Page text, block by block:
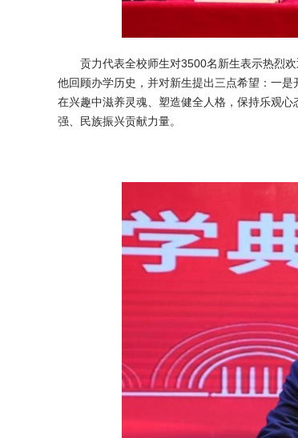
贡力代表全校师生对3500名新生表示热烈欢
他回顾办学历史，并对新生提出三点希望：一
在兴趣中滋养灵魂、塑造健全人格，保持乐观
强、民族振兴贡献力量。